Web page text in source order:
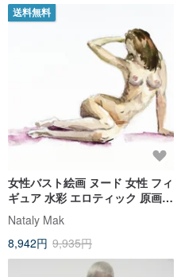
送料無料
女性バスト絵画 ヌード 女性 フィ
ギュア 水彩 エロティック 原画
セクシー 少女
Nataly Mak
8,942円 9,935円